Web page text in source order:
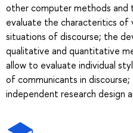
other computer methods and
evaluate the characteritics of
situations of discourse; the
qualitative and quantitative
allow to evaluate individual
of communicants in
independent research design